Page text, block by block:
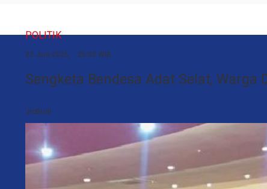
POLITIK
23 Juni 2025, 20:03 WIB
Sengketa Bendesa Adat Selat, Warga
JroBudi